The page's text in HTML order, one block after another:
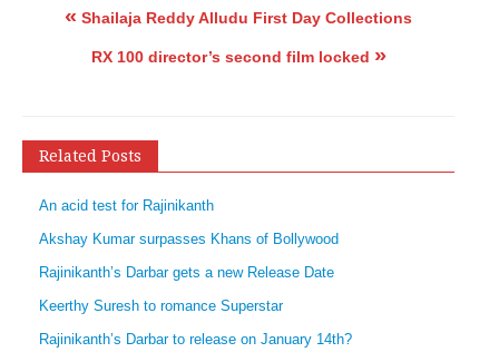
« Shailaja Reddy Alludu First Day Collections
RX 100 director’s second film locked »
Related Posts
An acid test for Rajinikanth
Akshay Kumar surpasses Khans of Bollywood
Rajinikanth’s Darbar gets a new Release Date
Keerthy Suresh to romance Superstar
Rajinikanth’s Darbar to release on January 14th?